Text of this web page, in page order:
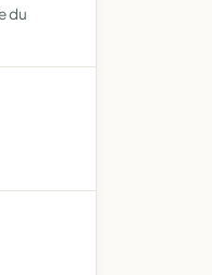
du